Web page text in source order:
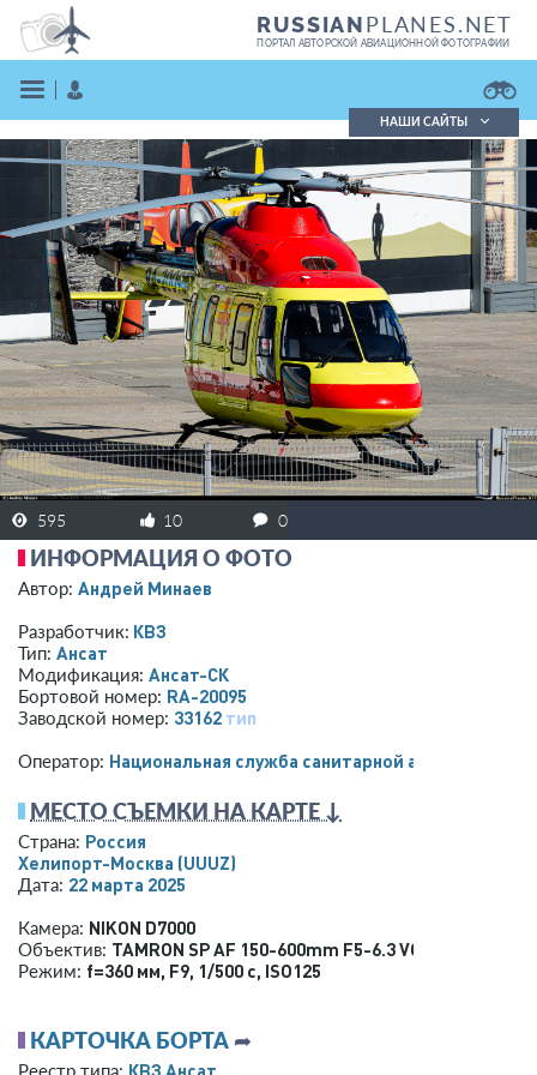
RUSSIANPLANES.NET
ПОРТАЛ АВТОРСКОЙ АВИАЦИОННОЙ ФОТОГРАФИИ
ВОЙТИ
ЗАРЕГИСТРИРОВАТЬСЯ
Поиск фотографий
Поиск в реестре
Кратко
Подробно
НАШИ САЙТЫ
595 10 0
ИНФОРМАЦИЯ О ФОТО
Автор: Андрей Минаев
Разработчик: КВЗ
Тип: Ансат
Модификация: Ансат-СК
Бортовой номер: RA-20095
Заводской номер: 33162 тип
Оператор: Национальная служба санитарной авиации
МЕСТО СЪЕМКИ НА КАРТЕ ↓
Страна: Россия
Хелипорт-Москва (UUUZ)
Дата: 22 марта 2025
Камера: NIKON D7000
Объектив: TAMRON SP AF 150-600mm F5-6.3 VC USD A011N
Режим: f=360 мм, F9, 1/500 с, ISO125
КАРТОЧКА БОРТА ➦
Реестр типа: КВЗ Ансат